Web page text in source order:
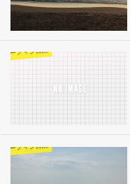
サーフィン日記
サーフィン日記